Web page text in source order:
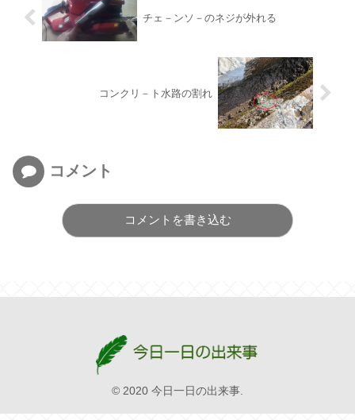
チェ－ンソ－のネジが外れる
コンクリ－ト水路の割れ
コメント
コメントを書き込む
© 2020 今日一日の出来事.